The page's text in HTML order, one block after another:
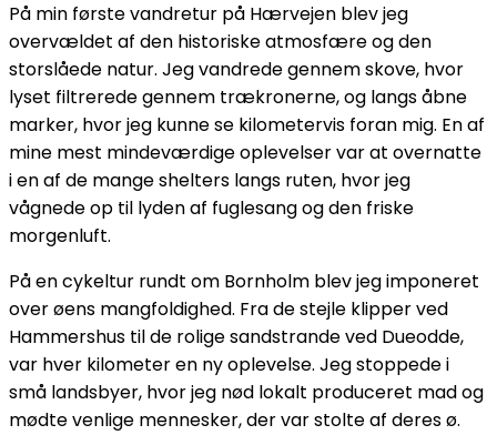
På min første vandretur på Hærvejen blev jeg
overvældet af den historiske atmosfære og den
storslåede natur. Jeg vandrede gennem skove, hvor
lyset filtrerede gennem trækronerne, og langs åbne
marker, hvor jeg kunne se kilometervis foran mig. En af
mine mest mindeværdige oplevelser var at overnatte
i en af de mange shelters langs ruten, hvor jeg
vågnede op til lyden af fuglesang og den friske
morgenluft.
På en cykeltur rundt om Bornholm blev jeg imponeret
over øens mangfoldighed. Fra de stejle klipper ved
Hammershus til de rolige sandstrande ved Dueodde,
var hver kilometer en ny oplevelse. Jeg stoppede i
små landsbyer, hvor jeg nød lokalt produceret mad og
mødte venlige mennesker, der var stolte af deres ø.